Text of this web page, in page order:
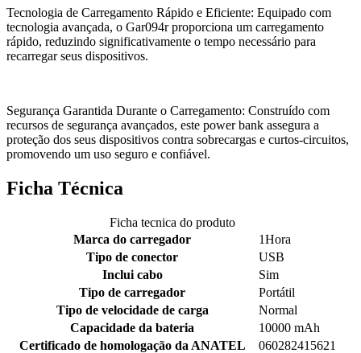
Tecnologia de Carregamento Rápido e Eficiente: Equipado com
tecnologia avançada, o Gar094r proporciona um carregamento
rápido, reduzindo significativamente o tempo necessário para
recarregar seus dispositivos.
Segurança Garantida Durante o Carregamento: Construído com
recursos de segurança avançados, este power bank assegura a
proteção dos seus dispositivos contra sobrecargas e curtos-circuitos,
promovendo um uso seguro e confiável.
Ficha Técnica
Ficha tecnica do produto
Marca do carregador
1Hora
Tipo de conector
USB
Inclui cabo
Sim
Tipo de carregador
Portátil
Tipo de velocidade de carga
Normal
Capacidade da bateria
10000 mAh
Certificado de homologação da ANATEL
060282415621